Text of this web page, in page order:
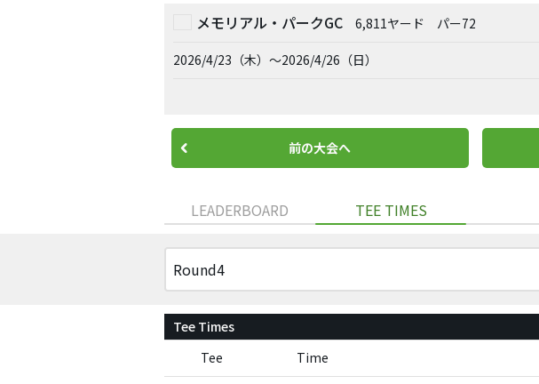
メモリアル・パークGC 6,811ヤード パー72
2026/4/23（木）～2026/4/26（日）
前の大会へ
LEADERBOARD TEE TIMES
Tee Times
Tee
Time